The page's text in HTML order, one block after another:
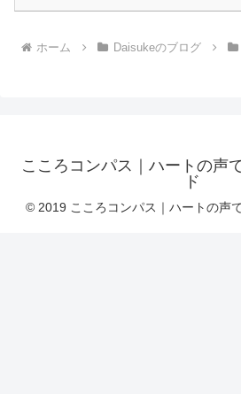
ホーム Daisukeのブログ
こころコンパス｜ハートの声
ド
© 2019 こころコンパス｜ハートの声